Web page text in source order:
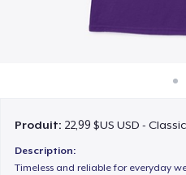
Produit: 22,99 $US USD -
Description:
Timeless and reliable for everyday